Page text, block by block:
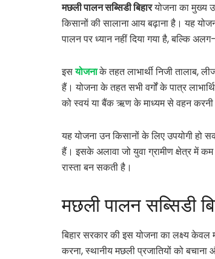
मछली पालन सब्सिडी बिहारयोजना का मुख्य
किसानों की सालाना आय बढ़ाना है। यह
पालन पर ध्यान नहीं दिया गया है, बल्कि
इसयोजनाके तहत लाभार्थी निजी तालाब,
हैं। योजना के तहत सभी वर्गों के पात्र
को स्वयं या बैंक ऋण के माध्यम से वहन करनी
यह योजना उन किसानों के लिए उपयोगी हो
हैं। इसके अलावा जो युवा ग्रामीण क्षेत्र में
रास्ता बन सकती है।
मछली पालन सब्सिडी
बिहार सरकार की इस योजना का लक्ष्य
करना, स्थानीय मछली प्रजातियों को बचाना